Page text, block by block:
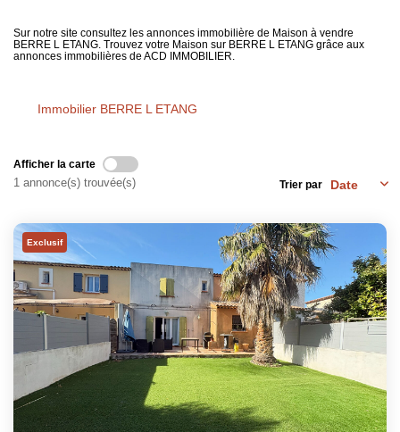
Nos Agences
Nos Actualités
Sur notre site consultez les annonces immobilière de Maison à vendre
BERRE L ETANG. Trouvez votre Maison sur BERRE L ETANG grâce aux
annonces immobilières de ACD IMMOBILIER.
Immobilier BERRE L ETANG
Afficher la carte
1 annonce(s) trouvée(s) Trier par
Exclusif